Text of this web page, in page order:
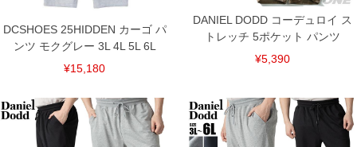
DCSHOES 25HIDDEN カーゴ パ
ンツ モクグレー 3L 4L 5L 6L
¥15,180
DANIEL DODD コーデュロイ ス
トレッチ 5ポケット パンツ
¥5,390